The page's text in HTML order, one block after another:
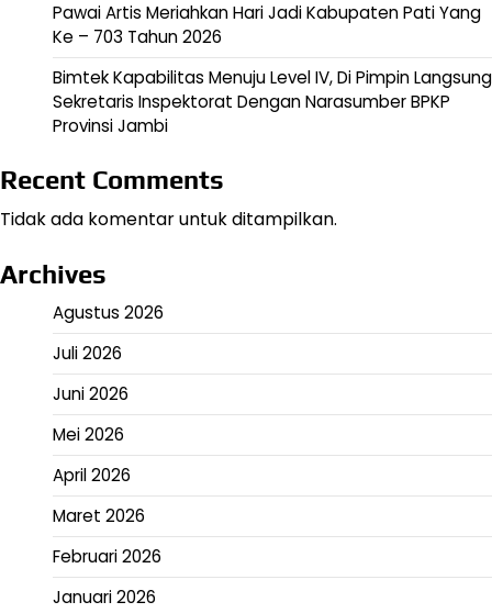
Pawai Artis Meriahkan Hari Jadi Kabupaten Pati Yang
Ke – 703 Tahun 2026
Bimtek Kapabilitas Menuju Level IV, Di Pimpin Langsung
Sekretaris Inspektorat Dengan Narasumber BPKP
Provinsi Jambi
Recent Comments
Tidak ada komentar untuk ditampilkan.
Archives
Agustus 2026
Juli 2026
Juni 2026
Mei 2026
April 2026
Maret 2026
Februari 2026
Januari 2026